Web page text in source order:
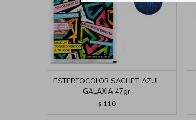
ESTEREOCOLOR SACHET AZUL
GALAXIA 47gr
$ 110